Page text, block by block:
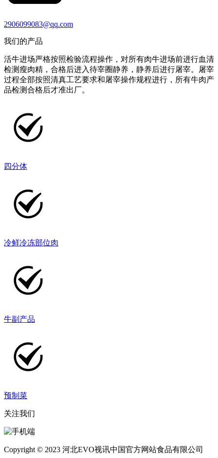
2906099083@qq.com
我们的产品
活牛进场严格按照检验流程操作，对所有肉牛进场前进行血清
检测瘦肉精，合格后进入待宰圈静养，静养后进行屠宰。屠宰
过程全部按照清真工艺要求和屠宰操作规程进行，所有牛肉产
品检测合格后才准出厂。
四分体
冷鲜冷冻部位肉
牛副产品
预制菜
关注我们
Copyright © 2023 河北EVO视讯中国官方网站食品有限公司